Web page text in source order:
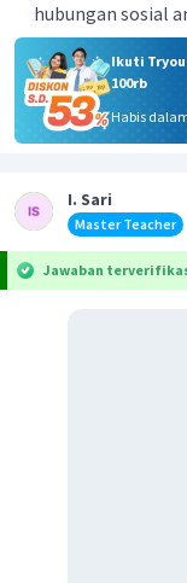
hubungan sosial
Ikuti
100rb
Habis
I. Sari
Master Teacher
Jawaban